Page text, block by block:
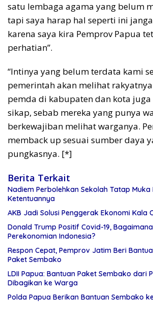
satu lembaga agama yang belum
tapi saya harap hal seperti ini
karena saya kira Pemprov Papua
perhatian”.
“Intinya yang belum terdata kami
pemerintah akan melihat
pemda di kabupaten dan kota
sikap, sebab mereka yang punya
berkewajiban melihat warganya.
memback up sesuai sumber daya
pungkasnya. [*]
Berita Terkait
Nadiem Perbolehkan Sekolah Tatap Muka
Ketentuannya
AKB Jadi Solusi Penggerak Ekonomi Kala
Donald Trump Positif Covid-19,
Perekonomian Indonesia?
Respon Cepat, Pemprov Jatim Beri
Paket Sembako
LDII Papua: Bantuan Paket Sembako dari
Dibagikan ke Warga
Polda Papua Berikan Bantuan Sembako